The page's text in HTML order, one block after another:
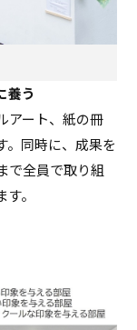
養う
アート、紙の冊
。同時に、成果を
で全員で取り組
。